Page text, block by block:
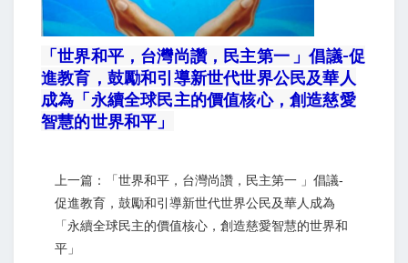
「世界和平，台灣尚讚，民主第一 」倡議-促
進教育，鼓勵和引導新世代世界公民及華人
成為「永續全球民主的價值核心，創造慈愛
智慧的世界和平」
上一篇：「世界和平，台灣尚讚，民主第一 」倡議-
促進教育，鼓勵和引導新世代世界公民及華人成為
「永續全球民主的價值核心，創造慈愛智慧的世界和
平」